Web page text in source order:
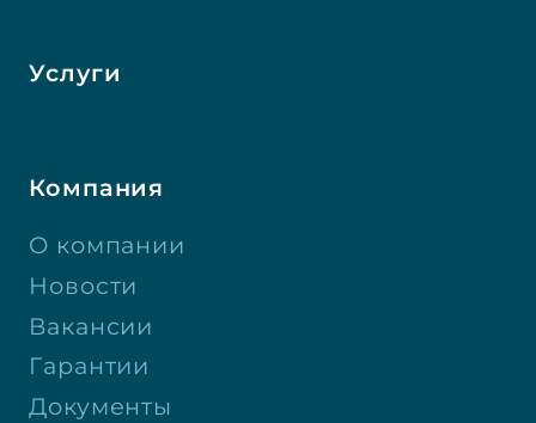
Услуги
Компания
О компании
Новости
Вакансии
Гарантии
Документы